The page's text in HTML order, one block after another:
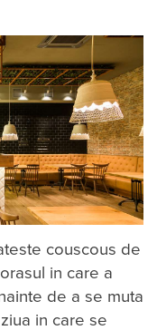
couscous de
in care a
de a se muta
in care se